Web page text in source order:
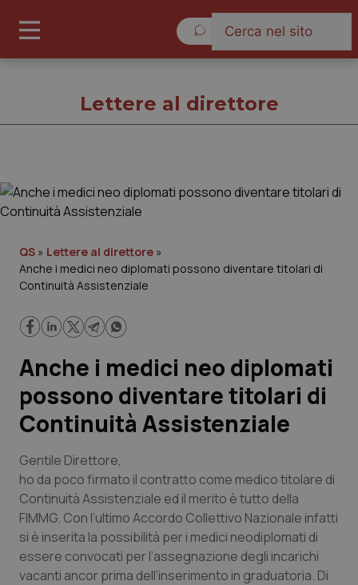
Governo e Parlamento
Regioni e Asl
Lavoro e Professioni
Scienza e Farmaci
Studi e Analisi
Lettere al direttore
Edizioni Regionali
QS Pro
Lettere al direttore
QS » Lettere al direttore »
Anche i medici neo diplomati possono diventare titolari di
Continuità Assistenziale
Anche i medici neo diplomati
possono diventare titolari di
Continuità Assistenziale
Gentile Direttore,
ho da poco firmato il contratto come medico titolare di
Continuità Assistenziale ed il merito è tutto della
FIMMG. Con l’ultimo Accordo Collettivo Nazionale infatti
si è inserita la possibilità per i medici neodiplomati di
essere convocati per l’assegnazione degli incarichi
vacanti ancor prima dell’inserimento in graduatoria. Di